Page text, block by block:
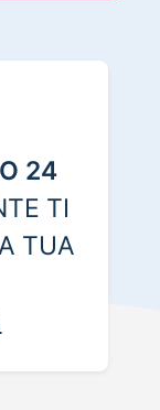
24
TI
TUA